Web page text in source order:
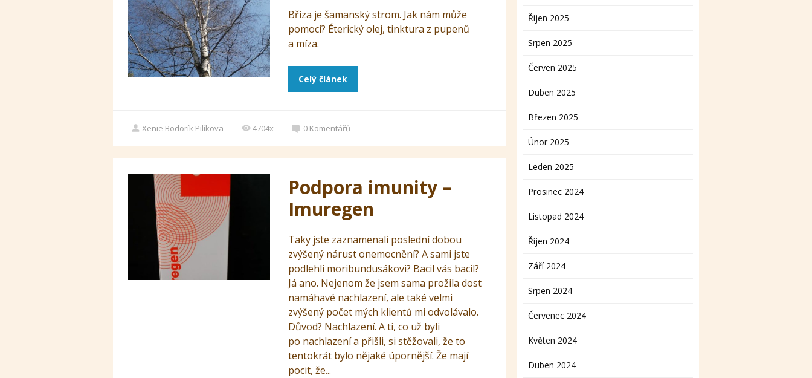
Bříza je šamanský strom. Jak nám může
pomoci? Éterický olej, tinktura z pupenů
a míza.
Celý článek
Xenie Bodorík Pilíkova 4704x 0 Komentářů
Podpora imunity –
Imuregen
Taky jste zaznamenali poslední dobou
zvýšený nárust onemocnění? A sami jste
podlehli moribundusákovi? Bacil vás bacil?
Já ano. Nejenom že jsem sama prožila dost
namáhavé nachlazení, ale také velmi
zvýšený počet mých klientů mi odvolávalo.
Důvod? Nachlazení. A ti, co už byli
po nachlazení a přišli, si stěžovali, že to
tentokrát bylo nějaké úpornější. Že mají
pocit, že...
Říjen 2025
Srpen 2025
Červen 2025
Duben 2025
Březen 2025
Únor 2025
Leden 2025
Prosinec 2024
Listopad 2024
Říjen 2024
Září 2024
Srpen 2024
Červenec 2024
Květen 2024
Duben 2024